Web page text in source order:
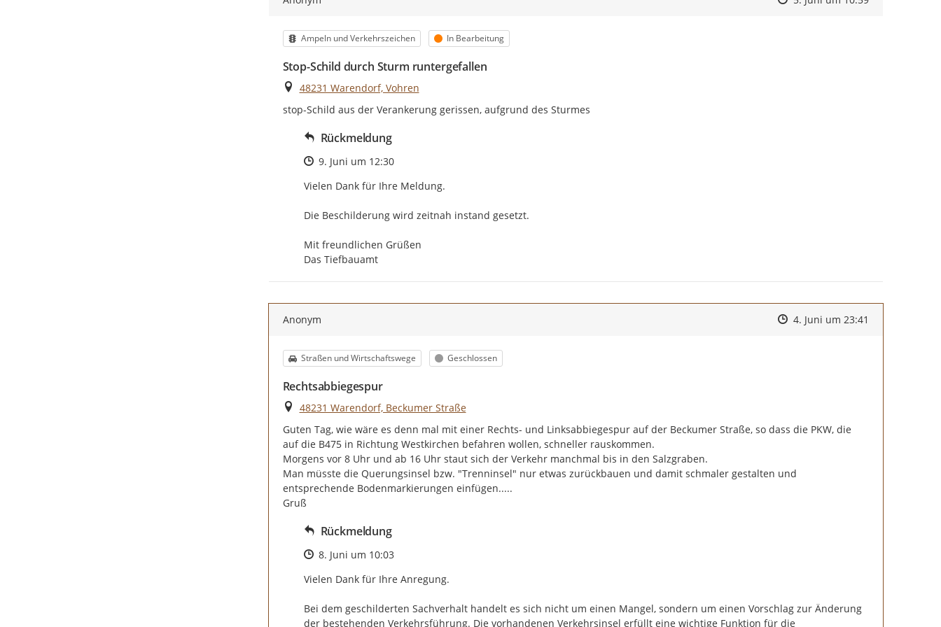
Kategorie
Ampeln und Verkehrszeichen Status
In Bearbeitung
Stop-Schild durch Sturm runtergefallen
Ort
48231 Warendorf, Vohren
stop-Schild aus der Verankerung gerissen, aufgrund des Sturmes
Rückmeldung
Zeitpunkt des Erstellens
9. Juni um 12:30
Vielen Dank für Ihre Meldung.
Die Beschilderung wird zeitnah instand gesetzt.
Mit freundlichen Grüßen
Das Tiefbauamt
Anonym Zeitpunkt des Erstellens
Zeitpunkt des Erstellens
4. Juni um 23:41
Kategorie
Straßen und Wirtschaftswege Status
Geschlossen
Rechtsabbiegespur
Ort
48231 Warendorf, Beckumer Straße
Guten Tag, wie wäre es denn mal mit einer Rechts- und Linksabbiegespur auf der Beckumer Straße, so dass die PKW, die
auf die B475 in Richtung Westkirchen befahren wollen, schneller rauskommen.
Morgens vor 8 Uhr und ab 16 Uhr staut sich der Verkehr manchmal bis in den Salzgraben.
Man müsste die Querungsinsel bzw. "Trenninsel" nur etwas zurückbauen und damit schmaler gestalten und
entsprechende Bodenmarkierungen einfügen.....
Gruß
Rückmeldung
Zeitpunkt des Erstellens
8. Juni um 10:03
Vielen Dank für Ihre Anregung.
Bei dem geschilderten Sachverhalt handelt es sich nicht um einen Mangel, sondern um einen Vorschlag zur Änderung
der bestehenden Verkehrsführung. Die vorhandenen Verkehrsinsel erfüllt eine wichtige Funktion für die